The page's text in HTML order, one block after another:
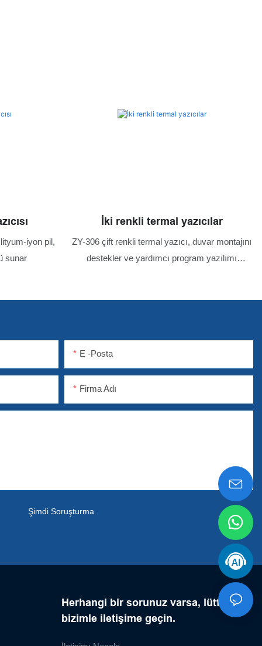
iyon pil,
sunar
İki renkli termal yazıcılar
ZY-306 çift renkli termal yazıcı, duvar montajını
destekler ve yardımcı program yazılımı
E -posta
Firma Adı
Şimdi Soruşturma
Herhangi bir sorunuz varsa, lütfen
bizimle iletişime geçin.